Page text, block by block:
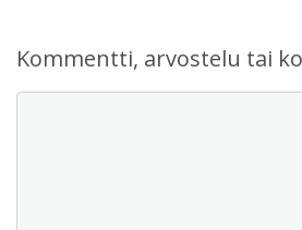
Kommentti, arvostelu tai